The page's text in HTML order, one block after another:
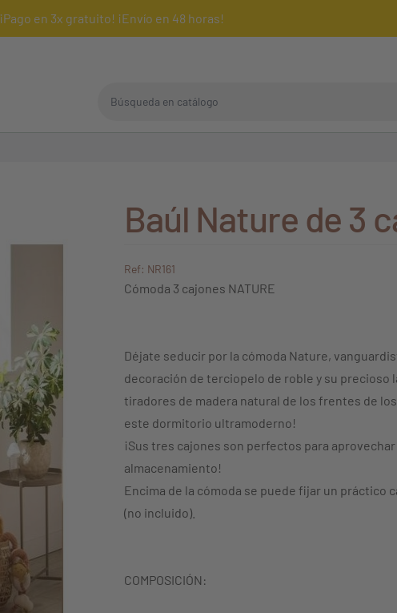
¡Pago en 3x gratuito! ¡Envío en 48 horas!
Baúl Nature de 3
Ref: NR161
Cómoda 3 cajones NATURE
Déjate seducir por la cómoda Nature,
decoración de terciopelo de roble y su precioso
tiradores de madera natural de los frentes de
este dormitorio ultramoderno!
¡Sus tres cajones son perfectos para
almacenamiento!
Encima de la cómoda se puede fijar un práctico
(no incluido).
COMPOSICIÓN: